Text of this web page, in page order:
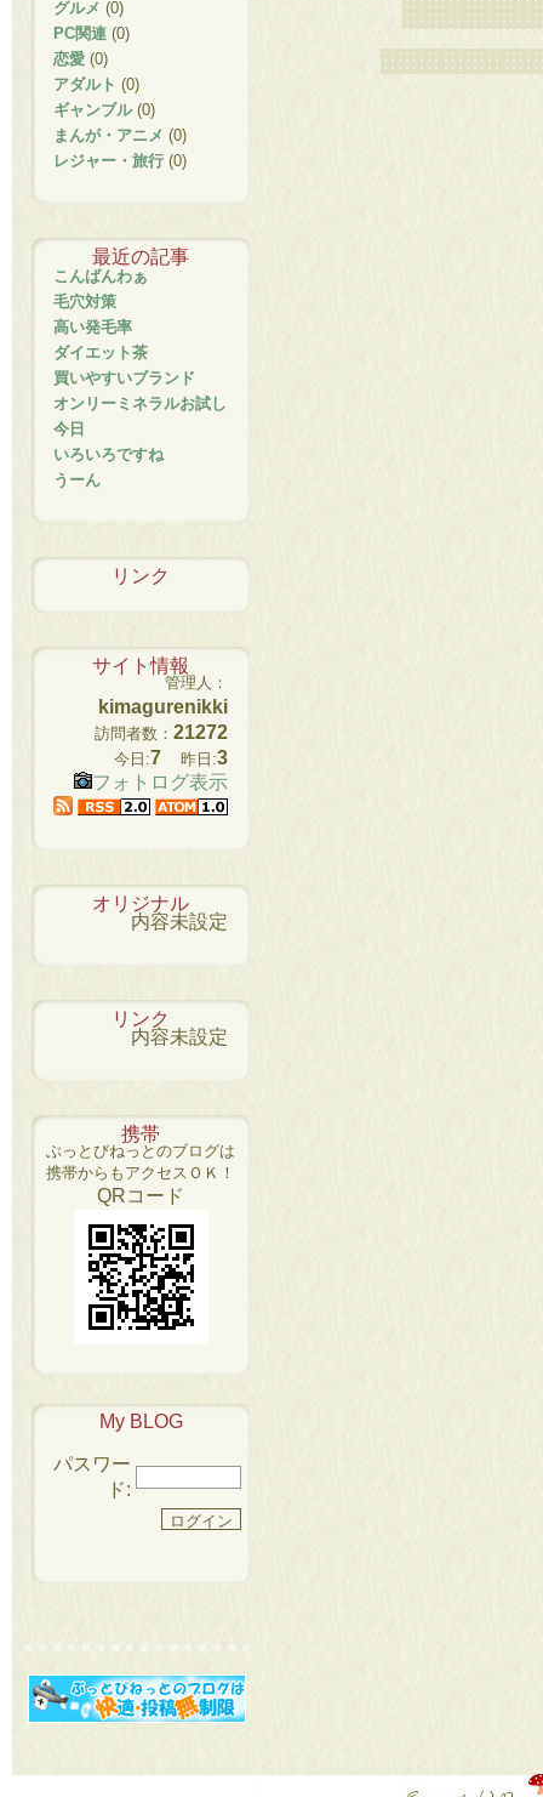
グルメ (0)
PC関連 (0)
恋愛 (0)
アダルト (0)
ギャンブル (0)
まんが・アニメ (0)
レジャー・旅行 (0)
最近の記事
こんばんわぁ
毛穴対策
高い発毛率
ダイエット茶
買いやすいブランド
オンリーミネラルお試し
今日
いろいろですね
うーん
リンク
サイト情報
管理人：
kimagurenikki
訪問者数： 21272
今日:7 昨日:3
フォトログ表示
オリジナル
内容未設定
リンク
内容未設定
携帯
ぶっとびねっとのブログは
携帯からもアクセスＯＫ！
QRコード
My BLOG
パスワー
ド: